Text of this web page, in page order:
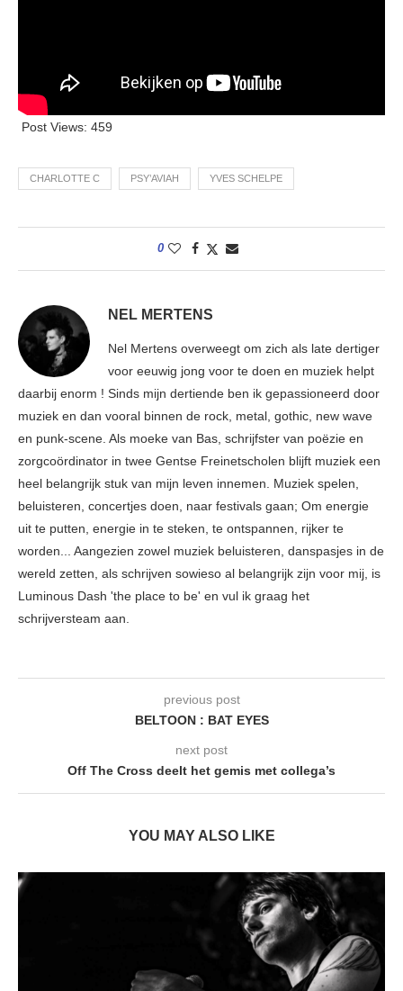
Post Views: 459
CHARLOTTE C PSY’AVIAH YVES SCHELPE
0
NEL MERTENS
Nel Mertens overweegt om zich als late dertiger
voor eeuwig jong voor te doen en muziek helpt
daarbij enorm ! Sinds mijn dertiende ben ik gepassioneerd door
muziek en dan vooral binnen de rock, metal, gothic, new wave
en punk-scene. Als moeke van Bas, schrijfster van poëzie en
zorgcoördinator in twee Gentse Freinetscholen blijft muziek een
heel belangrijk stuk van mijn leven innemen. Muziek spelen,
beluisteren, concertjes doen, naar festivals gaan; Om energie
uit te putten, energie in te steken, te ontspannen, rijker te
worden... Aangezien zowel muziek beluisteren, danspasjes in de
wereld zetten, als schrijven sowieso al belangrijk zijn voor mij, is
Luminous Dash 'the place to be' en vul ik graag het
schrijversteam aan.
previous post
BELTOON : BAT EYES
next post
Off The Cross deelt het gemis met collega’s
YOU MAY ALSO LIKE